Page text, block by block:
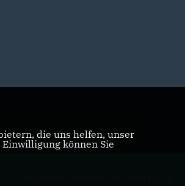
die uns helfen, unser
können Sie